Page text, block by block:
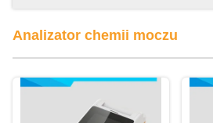
Analizator chemii moczu